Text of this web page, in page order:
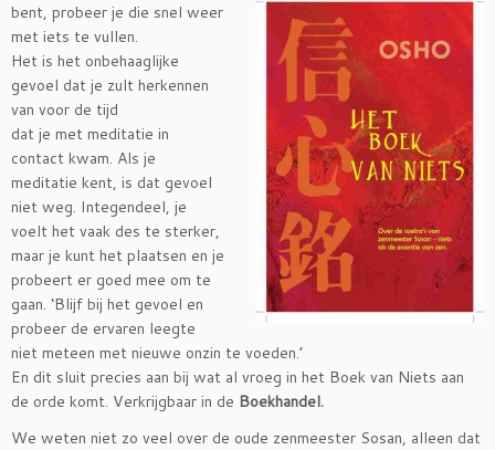
bent, probeer je die snel weer
met iets te vullen.
Het is het onbehaaglijke
gevoel dat je zult herkennen
van voor de tijd
dat je met meditatie in
contact kwam. Als je
meditatie kent, is dat gevoel
niet weg. Integendeel, je
voelt het vaak des te sterker,
maar je kunt het plaatsen en je
probeert er goed mee om te
gaan. ‘Blijf bij het gevoel en
probeer de ervaren leegte
niet meteen met nieuwe onzin te voeden.’
En dit sluit precies aan bij wat al vroeg in het Boek van Niets aan
de orde komt. Verkrijgbaar in de Boekhandel.
We weten niet zo veel over de oude zenmeester Sosan, alleen dat